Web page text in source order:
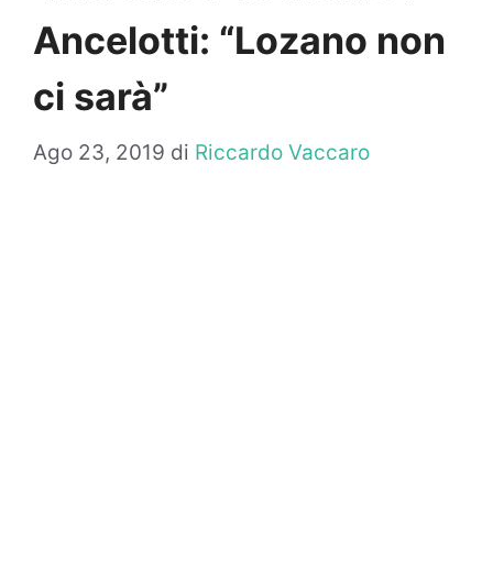
Ancelotti: “Lozano non
ci sarà”
Ago 23, 2019 di Riccardo Vaccaro